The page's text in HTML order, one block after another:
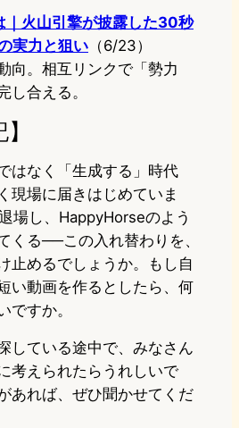
火山引擎が披露した30秒
実力と狙い （6/23）
向。相互リンクで「勢力
し合える。
はなく「生成する」時代
現場に届きはじめていま
場し、HappyHorseのよう
くる──この入れ替わりを、
止めるでしょうか。もし自
い動画を作るとしたら、何
ですか。
している途中で、みなさん
考えられたらうれしいで
あれば、ぜひ聞かせてくだ